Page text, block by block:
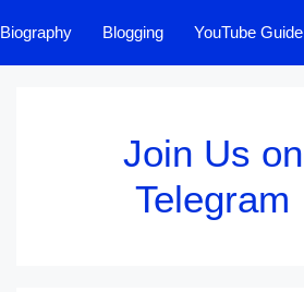
Biography Blogging YouTube Guide
Join Us on
Telegram